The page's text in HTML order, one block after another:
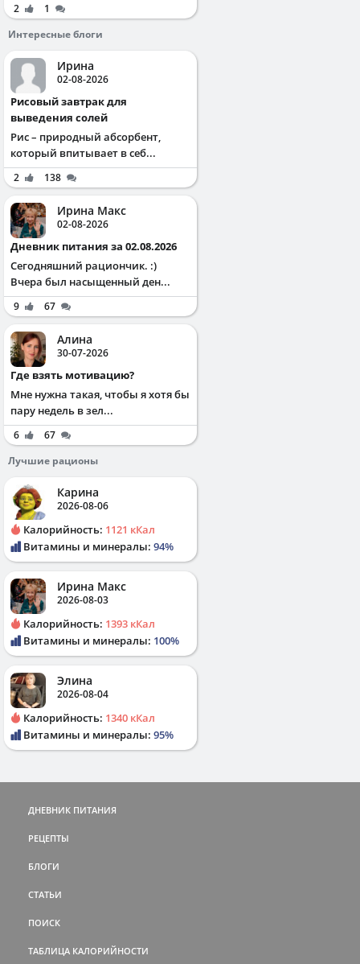
2
1
Интересные блоги
Ирина
02-08-2026
Рисовый завтрак для
выведения солей
Рис – природный абсорбент,
который впитывает в себ...
2 138
Ирина Макс
02-08-2026
Дневник питания за 02.08.2026
Сегодняшний рациончик. :)
Вчера был насыщенный ден...
9 67
Алина
30-07-2026
Где взять мотивацию?
Мне нужна такая, чтобы я хотя бы
пару недель в зел...
6
67
Лучшие рационы
Карина
2026-08-06
Калорийность: 1121 кКал
Витамины и минералы: 94%
Ирина Макс
2026-08-03
Калорийность: 1393 кКал
Витамины и минералы: 100%
Элина
2026-08-04
Калорийность: 1340 кКал
Витамины и минералы: 95%
ДНЕВНИК ПИТАНИЯ
РЕЦЕПТЫ
БЛОГИ
СТАТЬИ
ПОИСК
ТАБЛИЦА КАЛОРИЙНОСТИ